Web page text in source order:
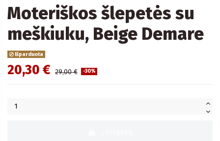
Moteriškos šlepetės su
meškiuku, Beige Demare
Išparduota
20,30 € 29,00 € -30%